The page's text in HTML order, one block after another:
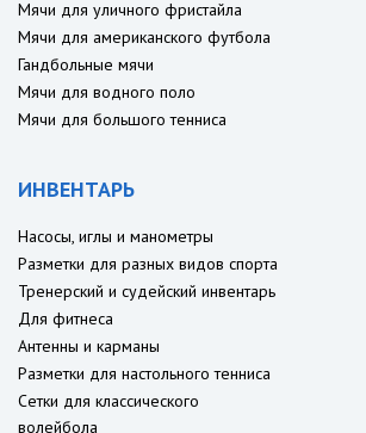
Мячи для уличного фристайла
Мячи для американского футбола
Гандбольные мячи
Мячи для водного поло
Мячи для большого тенниса
ИНВЕНТАРЬ
Насосы, иглы и манометры
Разметки для разных видов спорта
Тренерский и судейский инвентарь
Для фитнеса
Антенны и карманы
Разметки для настольного тенниса
Сетки для классического
волейбола